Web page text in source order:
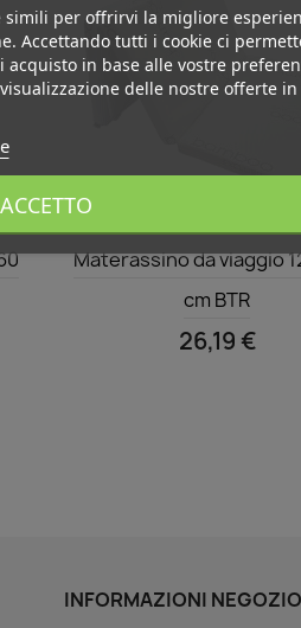

Materassino da viaggio
cm BTR
26,19 €
INFORMAZIONI NEGOZIO
simili per offrirvi la migliore
Accettando tutti i cookie ci
in base alle vostre
delle nostre offerte in
ACCETTO